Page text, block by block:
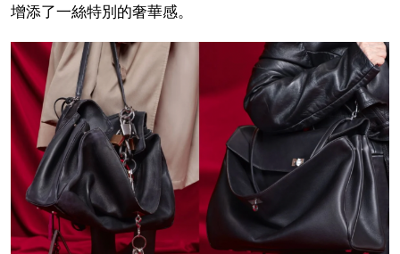
增添了一絲特別的奢華感。